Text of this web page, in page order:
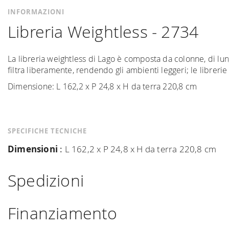
INFORMAZIONI
Libreria Weightless - 2734
La libreria weightless di Lago è composta da colonne, di
filtra liberamente, rendendo gli ambienti leggeri; le
Dimensione: L 162,2 x P 24,8 x H da terra 220,8 cm
SPECIFICHE TECNICHE
Dimensioni : L 162,2 x P 24,8 x H da terra 220,8 cm
Spedizioni
di interesse. La spedizioneForniture Europa
Finanziamento